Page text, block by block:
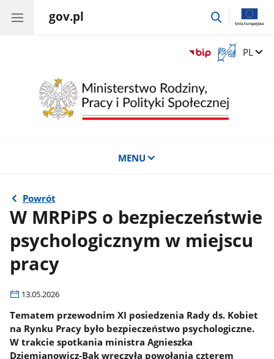
gov.pl
przejdź
Otwórz
okno
języka
migowego
Zmień
PL
MENU
Powrót
W MRPiPS o bezpieczeństwie
psychologicznym w miejscu
pracy
13.05.2026
Tematem przewodnim XI posiedzenia Rady ds. Kobiet
na Rynku Pracy było bezpieczeństwo psychologiczne.
W trakcie spotkania ministra Agnieszka
Dziemianowicz-Bąk wręczyła powołania czterem